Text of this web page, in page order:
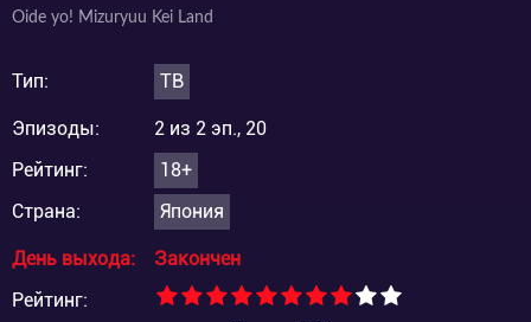
Oide yo! Mizuryuu Kei Land
Тип: ТВ
Эпизоды:
2 из 2 эп., 20
Рейтинг:
18+
Страна:
Япония
День выхода:
Закончен
Рейтинг: